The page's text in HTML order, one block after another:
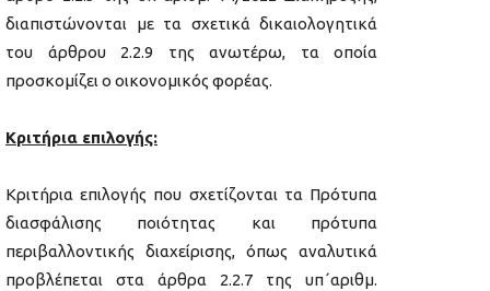
διαπιστώνονται με τα σχετικά δικαιολογητικά
του άρθρου 2.2.9 της ανωτέρω, τα οποία
προσκομίζει ο οικονομικός φορέας.
Κριτήρια επιλογής:
Κριτήρια επιλογής που σχετίζονται τα Πρότυπα
διασφάλισης ποιότητας και πρότυπα
περιβαλλοντικής διαχείρισης, όπως αναλυτικά
προβλέπεται στα άρθρα 2.2.7 της υπ΄αριθμ.